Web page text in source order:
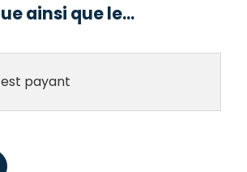
ainsi que le...
payant